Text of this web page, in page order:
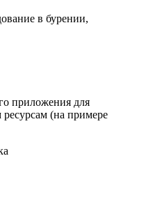
в бурении,
приложения для
(на примере